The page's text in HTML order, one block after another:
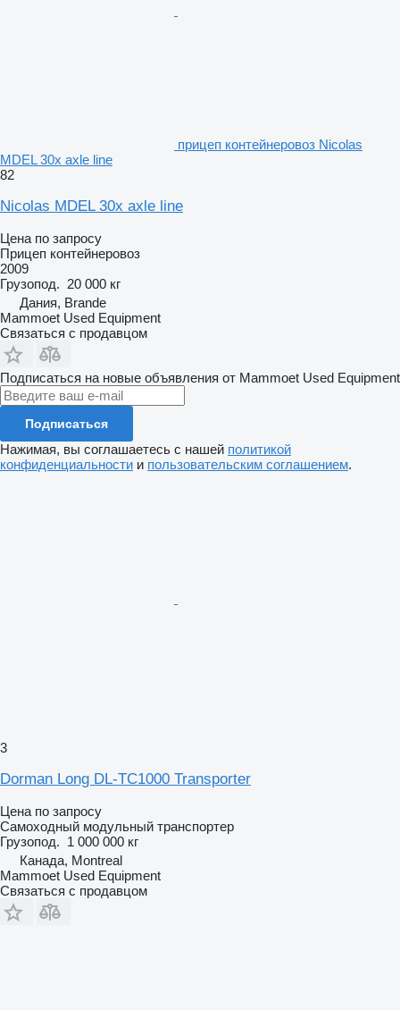
прицеп контейнеровоз Nicolas
MDEL 30x axle line
82
Nicolas MDEL 30x axle line
Цена по запросу
Прицеп контейнеровоз
2009
Грузопод. 20 000 кг
Дания, Brande
Mammoet Used Equipment
Связаться с продавцом
Подписаться на новые объявления от Mammoet Used Equipment
Подписаться
Нажимая, вы соглашаетесь с нашей политикой
конфиденциальности и пользовательским соглашением.
3
Dorman Long DL-TC1000 Transporter
Цена по запросу
Самоходный модульный транспортер
Грузопод. 1 000 000 кг
Канада, Montreal
Mammoet Used Equipment
Связаться с продавцом